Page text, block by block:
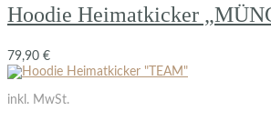
Hoodie Heimatkicker
79,90 €
inkl. MwSt.